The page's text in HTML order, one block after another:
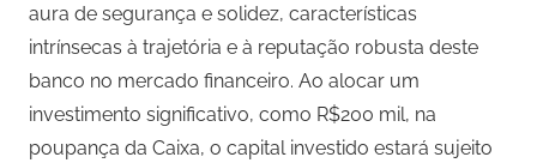
aura de segurança e solidez, características
intrínsecas à trajetória e à reputação robusta deste
banco no mercado financeiro. Ao alocar um
investimento significativo, como R$200 mil, na
poupança da Caixa, o capital investido estará sujeito